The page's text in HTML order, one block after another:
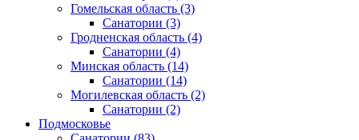
Гомельская область (3)
Санатории (3)
Гродненская область (4)
Санатории (4)
Минская область (14)
Санатории (14)
Могилевская область (2)
Санатории (2)
Подмосковье